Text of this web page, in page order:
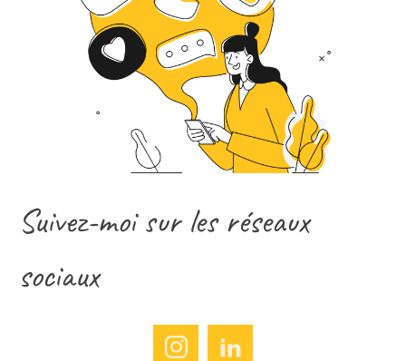
Suivez-moi sur les réseaux
sociaux